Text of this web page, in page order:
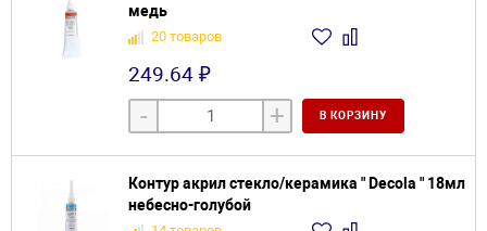
медь
20 товаров
249.64 ₽
- + В КОРЗИНУ
Контур акрил стекло/керамика " Decola " 18мл
небесно-голубой